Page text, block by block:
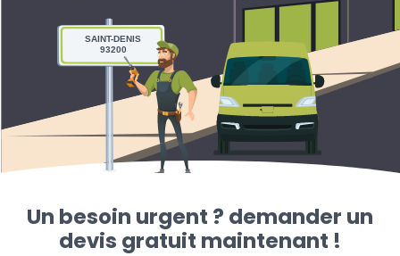
SAINT-DENIS
93200
Un besoin urgent ? demander un
devis gratuit maintenant !